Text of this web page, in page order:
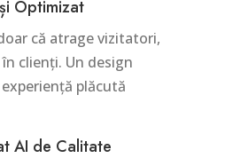
Optimizat
că atrage vizitatori,
clienți. Un design
plăcută
AI de Calitate